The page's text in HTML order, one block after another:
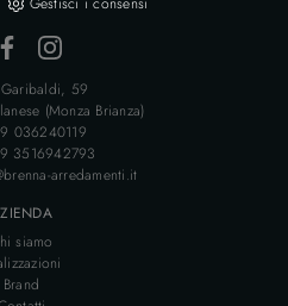
59
(Monza Brianza)
036240119
3516942793
arredamenti.it
siamo
Brand